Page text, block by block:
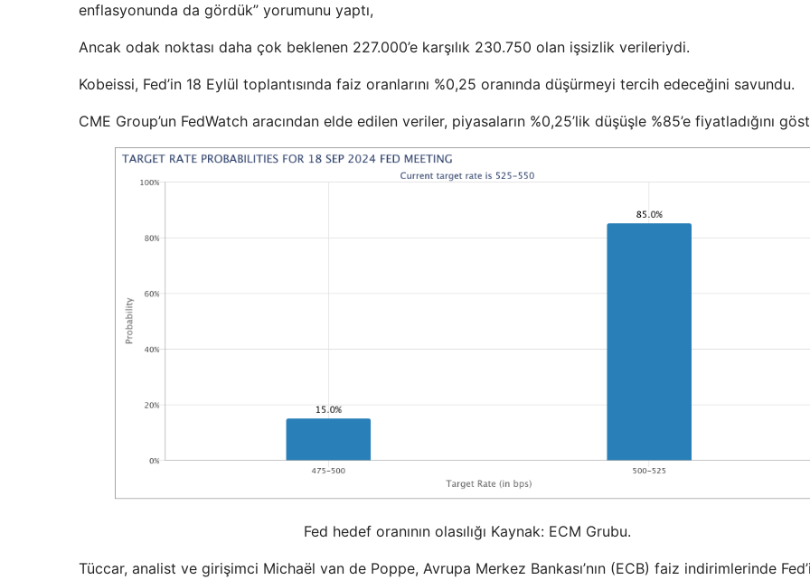
enflasyonunda da gördük” yorumunu yaptı,
Ancak odak noktası daha çok beklenen 227.000’e karşılık 230.750 olan işsizlik verileriydi.
Kobeissi, Fed’in 18 Eylül toplantısında faiz oranlarını %0,25 oranında düşürmeyi tercih edeceğini savundu.
CME Group’un FedWatch aracından elde edilen veriler, piyasaların %0,25’lik düşüşle %85’e fiyatladığını
Fed hedef oranının olasılığı Kaynak: ECM Grubu.
Tüccar, analist ve girişimci Michaël van de Poppe, Avrupa Merkez Bankası’nın (ECB) faiz indirimlerinde